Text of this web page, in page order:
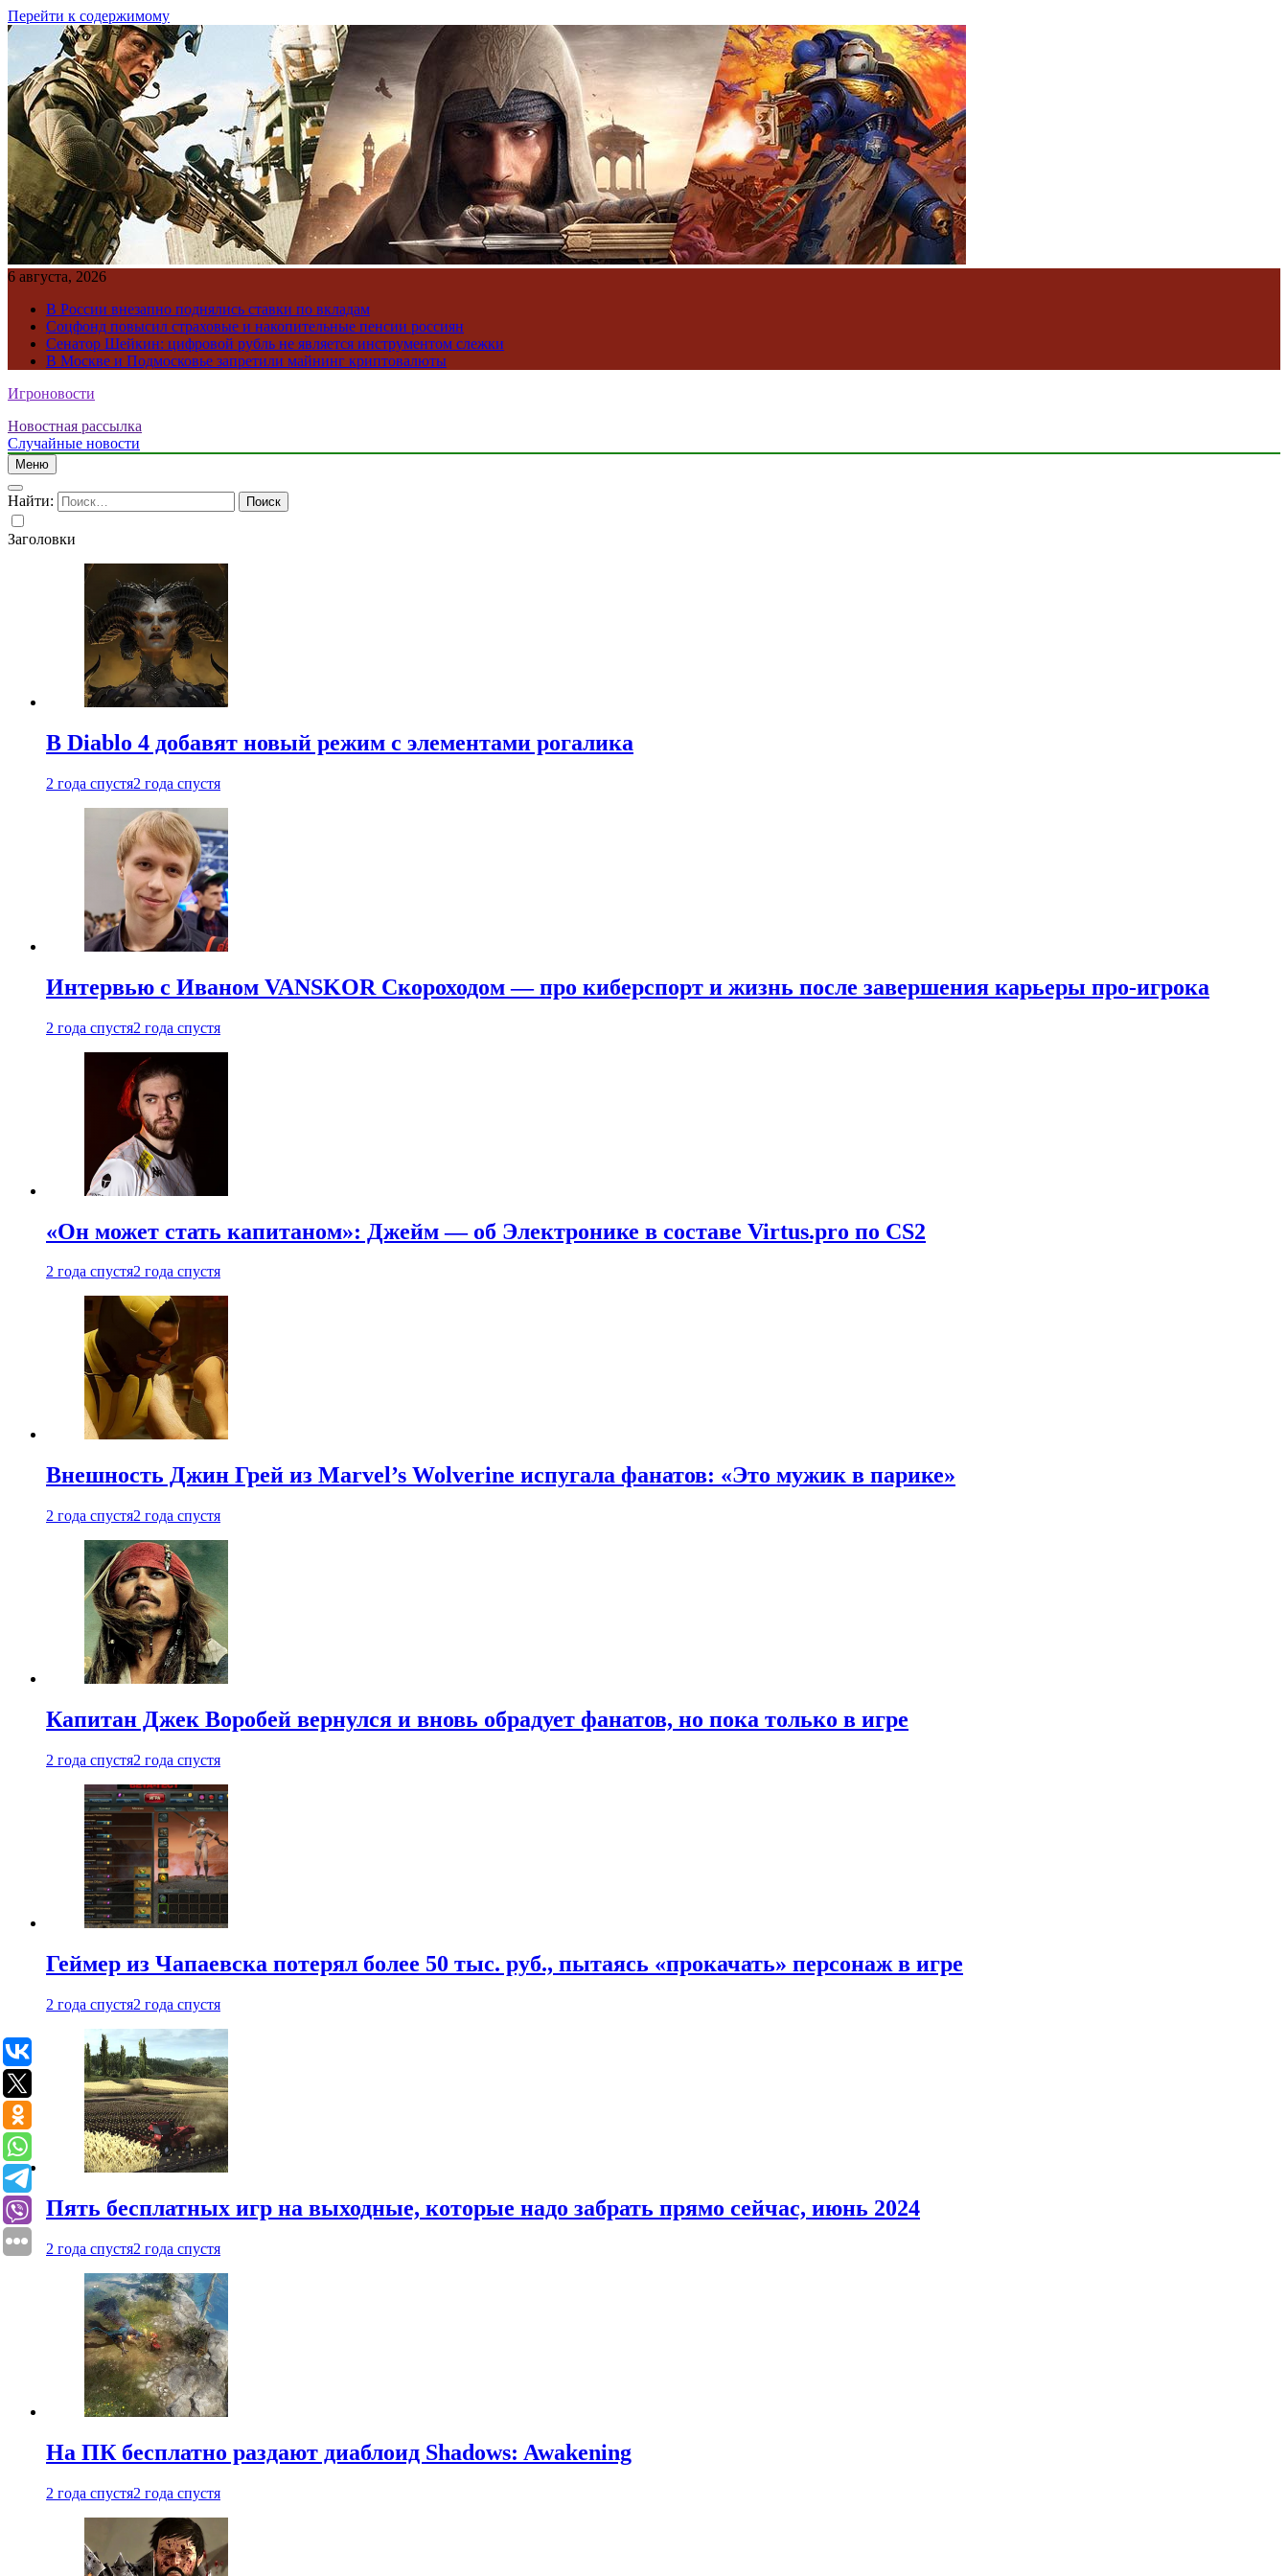
Перейти к содержимому
6 августа, 2026
В России внезапно поднялись ставки по вкладам
Соцфонд повысил страховые и накопительные пенсии россиян
Сенатор Шейкин: цифровой рубль не является инструментом слежки
В Москве и Подмосковье запретили майнинг криптовалюты
Игроновости
Новостная рассылка
Случайные новости
Меню
Найти:
Заголовки
В Diablo 4 добавят новый режим с элементами рогалика
2 года спустя2 года спустя
Интервью с Иваном VANSKOR Скороходом — про киберспорт и жизнь после завершения карьеры про-игрока
2 года спустя2 года спустя
«Он может стать капитаном»: Джейм — об Электронике в составе Virtus.pro по CS2
2 года спустя2 года спустя
Внешность Джин Грей из Marvel’s Wolverine испугала фанатов: «Это мужик в парике»
2 года спустя2 года спустя
Капитан Джек Воробей вернулся и вновь обрадует фанатов, но пока только в игре
2 года спустя2 года спустя
Геймер из Чапаевска потерял более 50 тыс. руб., пытаясь «прокачать» персонаж в игре
2 года спустя2 года спустя
Пять бесплатных игр на выходные, которые надо забрать прямо сейчас, июнь 2024
2 года спустя2 года спустя
На ПК бесплатно раздают диаблоид Shadows: Awakening
2 года спустя2 года спустя